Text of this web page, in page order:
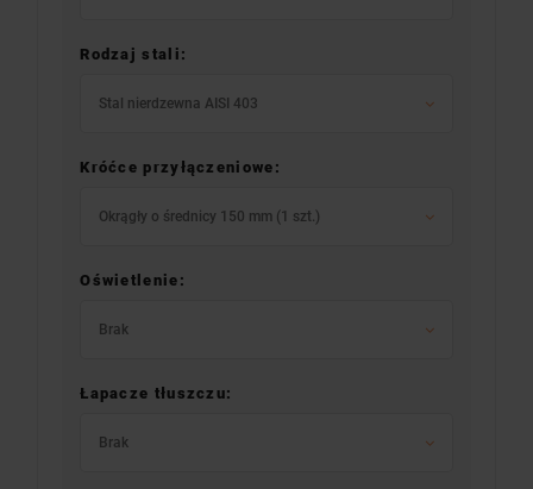
Rodzaj stali:
Stal nierdzewna AISI 403
Króćce przyłączeniowe:
Okrągły o średnicy 150 mm (1 szt.)
Oświetlenie:
Brak
Łapacze tłuszczu:
Brak